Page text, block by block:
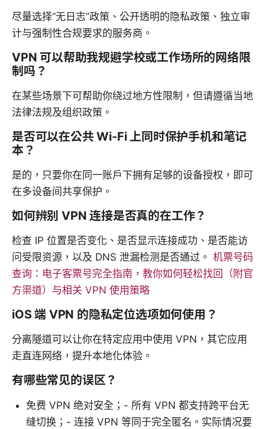
尽量选择“无日志”政策、公开透明的隐私政策、独立审
计与强制性合规要求的服务商。
VPN 可以帮助我规避学校或工作场所的网络限
制吗？
在某些场景下可帮助你绕过地方性限制，但请遵循当地
法律法规及组织政策。
是否可以在公共 Wi-Fi 上同时保护手机和笔记
本？
是的，只要你在同一账户下拥有足够的设备授权，即可
在多设备间共享保护。
如何辨别 VPN 连接是否真的在工作？
检查 IP 位置是否变化、是否显示连接成功、是否能访
问受限资源，以及 DNS 泄漏检测是否通过。 机票号码
查询：电子客票号完全指南，教你如何轻松找回（附官
方渠道）与相关 VPN 使用策略
iOS 端 VPN 的隐私定位选项如何使用？
分离隧道可以让你在特定应用中使用 VPN，其它应用
走直连网络，提升本地化体验。
有哪些常见的误区？
免费 VPN 绝对安全；- 所有 VPN 都支持跨平台无
缝切换；- 连接 VPN 等同于完全匿名。实际情况要